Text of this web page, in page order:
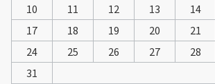
10
11 12 13 14
17
18 19 20 21
24
25 26 27 28
31